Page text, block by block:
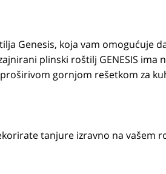
Genesis, koja vam omogućuje
plinski roštilj GENESIS ima
gornjom rešetkom za
tanjure izravno na vašem